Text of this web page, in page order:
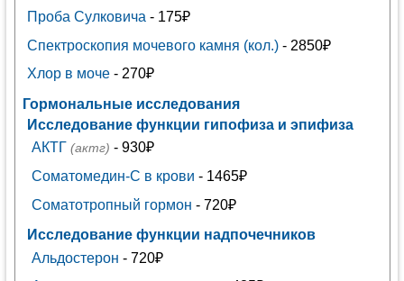
Проба Сулковича - 175₽
Спектроскопия мочевого камня (кол.) - 2850₽
Хлор в моче - 270₽
Гормональные исследования
Исследование функции гипофиза и эпифиза
АКТГ (актг) - 930₽
Соматомедин-С в крови - 1465₽
Соматотропный гормон - 720₽
Исследование функции надпочечников
Альдостерон - 720₽